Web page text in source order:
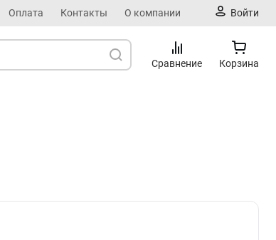
Оплата Контакты О компании Войти
Сравнение Корзина